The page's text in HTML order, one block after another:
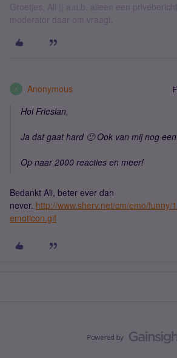
Groetjes, Ali || a.u.b. alleen een
moderator daar om vraagt.
A Anonymous
Hoi Friesian,
Ja dat gaat hard 🙂 Ook van mij nog
Op naar 2000 reacties en meer!
Bedankt Ali, beter ever dan
never. http://www.sherv.net/cm/emo/funny/
emoticon.gif